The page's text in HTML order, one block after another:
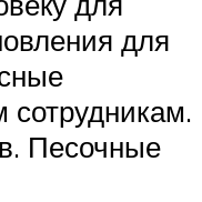
для
сотрудникам.
Песочные